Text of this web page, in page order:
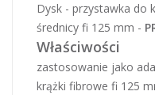
Dysk - przystawka do
średnicy fi 125 mm -
Właściwości
zastosowanie jako
krążki fibrowe fi 125